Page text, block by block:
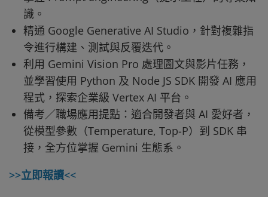
識。
精通 Google Generative AI Studio，針對複雜指
令進行構建、測試與反覆迭代。
利用 Gemini Vision Pro 處理圖文與影片任務，
並學習使用 Python 及 Node JS SDK 開發 AI 應用
程式，探索企業級 Vertex AI 平台。
備考／職場應用提點：適合開發者與 AI 愛好者，
從模型參數（Temperature, Top-P）到 SDK 串
接，全方位掌握 Gemini 生態系。
>>立即報讀<<